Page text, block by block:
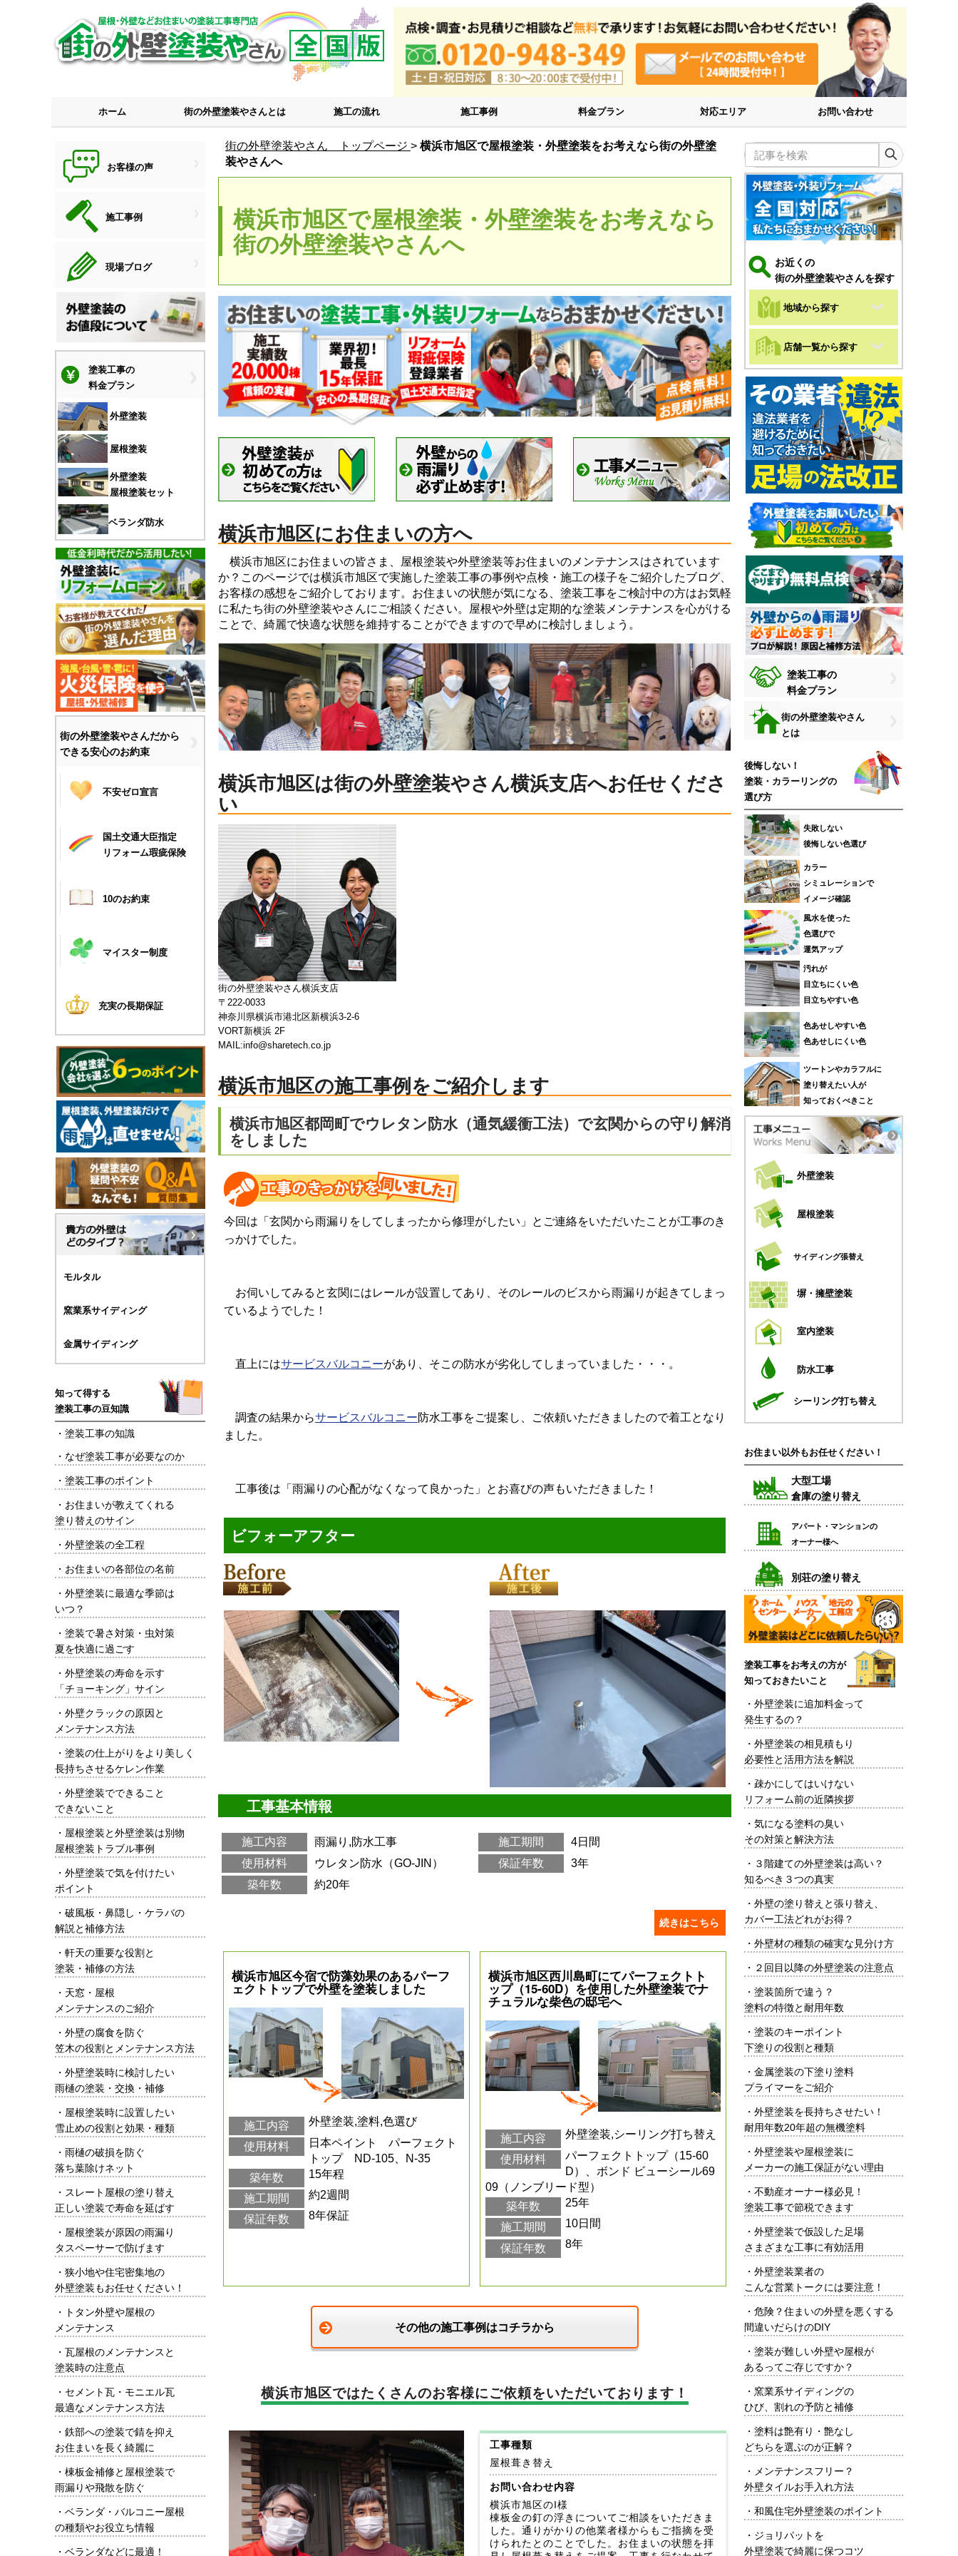
ホーム 街の外壁塗装やさんとは 施工の流れ 施工事例 料金プラン 対応エリア お問い合わせ
お客様の声
施工事例
現場ブログ
塗装工事の
料金プラン
外壁塗装
屋根塗装
外壁塗装
屋根塗装セット
ベランダ防水
街の外壁塗装やさんだから
できる安心のお約束
不安ゼロ宣言
国土交通大臣指定
リフォーム瑕疵保険
10のお約束
マイスター制度
充実の長期保証
モルタル
窯業系サイディング
金属サイディング
知って得する
塗装工事の豆知識
・ 塗装工事の知識
・ なぜ塗装工事が必要なのか
・ 塗装工事のポイント
・ お住まいが教えてくれる
塗り替えのサイン
・ 外壁塗装の全工程
・ お住まいの各部位の名前
・ 外壁塗装に最適な季節は
いつ？
・ 塗装で暑さ対策・虫対策
夏を快適に過ごす
・ 外壁塗装の寿命を示す
「チョーキング」サイン
・ 外壁クラックの原因と
メンテナンス方法
・ 塗装の仕上がりをより美しく
長持ちさせるケレン作業
・ 外壁塗装でできること
できないこと
・ 屋根塗装と外壁塗装は別物
屋根塗装トラブル事例
・ 外壁塗装で気を付けたい
ポイント
・ 破風板・鼻隠し・ケラバの
解説と補修方法
・ 軒天の重要な役割と
塗装・補修の方法
・ 天窓・屋根
メンテナンスのご紹介
・ 外壁の腐食を防ぐ
笠木の役割とメンテナンス方法
・ 外壁塗装時に検討したい
雨樋の塗装・交換・補修
・ 屋根塗装時に設置したい
雪止めの役割と効果・種類
・ 雨樋の破損を防ぐ
落ち葉除けネット
・ スレート屋根の塗り替え
正しい塗装で寿命を延ばす
・ 屋根塗装が原因の雨漏り
タスペーサーで防げます
・ 狭小地や住宅密集地の
外壁塗装もお任せください！
・
トタン外壁や屋根の
メンテナンス
・ 瓦屋根のメンテナンスと
塗装時の注意点
・ セメント瓦・モニエル瓦
最適なメンテナンス方法
・ 鉄部への塗装で錆を抑え
お住まいを長く綺麗に
・ 棟板金補修と屋根塗装で
雨漏りや飛散を防ぐ
・ ベランダ・バルコニー屋根
の種類やお役立ち情報
・ ベランダなどに最適！
街の外壁塗装やさん トップページ > 横浜市旭区で屋根塗装・外壁塗装をお考えなら街の外壁塗
装やさんへ
横浜市旭区で屋根塗装・外壁塗装をお考えなら
街の外壁塗装やさんへ
横浜市旭区にお住まいの方へ
横浜市旭区にお住まいの皆さま、屋根塗装や外壁塗装等お住まいのメンテナンスはされています
か？このページでは横浜市旭区で実施した塗装工事の事例や点検・施工の様子をご紹介したブログ、
お客様の感想をご紹介しております。お住まいの状態が気になる、塗装工事をご検討中の方はお気軽
に私たち街の外壁塗装やさんにご相談ください。屋根や外壁は定期的な塗装メンテナンスを心がける
ことで、綺麗で快適な状態を維持することができますので早めに検討しましょう。
横浜市旭区は街の外壁塗装やさん横浜支店へお任せくださ
い
街の外壁塗装やさん横浜支店
〒222-0033
神奈川県横浜市港北区新横浜3-2-6
VORT新横浜 2F
MAIL:info@sharetech.co.jp
横浜市旭区の施工事例をご紹介します
横浜市旭区都岡町でウレタン防水（通気緩衝工法）で玄関からの守り解消
をしました
今回は「玄関から雨漏りをしてしまったから修理がしたい」とご連絡をいただいたことが工事のき
っかけでした。
お伺いしてみると玄関にはレールが設置してあり、そのレールのビスから雨漏りが起きてしまっ
ているようでした！
直上にはサービスバルコニーがあり、そこの防水が劣化してしまっていました・・・。
調査の結果からサービスバルコニー防水工事をご提案し、ご依頼いただきましたので着工となり
ました。
工事後は「雨漏りの心配がなくなって良かった」とお喜びの声もいただきました！
ビフォーアフター
工事基本情報
施工内容
雨漏り,防水工事
使用材料
ウレタン防水（GO-JIN）
築年数
約20年
施工期間
4日間
保証年数
3年
続きはこちら
横浜市旭区今宿で防藻効果のあるパーフ
ェクトトップで外壁を塗装しました
施工内容 外壁塗装,塗料,色選び
使用材料
日本ペイント パーフェクト
トップ ND-105、N-35
築年数
15年程
施工期間 約2週間
保証年数 8年保証
横浜市旭区西川島町にてパーフェクトト
ップ（15-60D）を使用した外壁塗装でナ
チュラルな柴色の邸宅へ
施工内容 外壁塗装,シーリング打ち替え
使用材料
パーフェクトトップ（15-60
D）、ボンド ビューシール69
09（ノンブリード型）
築年数
25年
施工期間 10日間
保証年数 8年
その他の施工事例はコチラから
横浜市旭区ではたくさんのお客様にご依頼をいただいております！
工事種類
屋根葺き替え
お問い合わせ内容
横浜市旭区のI様
棟板金の釘の浮きについてご相談をいただきま
した。通りがかりの他業者様からもご指摘を受
けられたとのことでした。お住まいの状態を拝
記事を検索
お近くの
街の外壁塗装やさんを探す
地域から探す
店舗一覧から探す
塗装工事の
料金プラン
街の外壁塗装やさん
とは
後悔しない！
塗装・カラーリングの
選び方
失敗しない
後悔しない色選び
カラー
シミュレーションで
イメージ確認
風水を使った
色選びで
運気アップ
汚れが
目立ちにくい色
目立ちやすい色
色あせしやすい色
色あせしにくい色
ツートンやカラフルに
塗り替えたい人が
知っておくべきこと
外壁塗装
屋根塗装
サイディング張替え
塀・擁壁塗装
室内塗装
防水工事
シーリング打ち替え
お住まい以外もお任せください！
大型工場
倉庫の塗り替え
アパート・マンションの
オーナー様へ
別荘の塗り替え
塗装工事をお考えの方が
知っておきたいこと
・ 外壁塗装に追加料金って
発生するの？
・ 外壁塗装の相見積もり
必要性と活用方法を解説
・ 疎かにしてはいけない
リフォーム前の近隣挨拶
・ 気になる塗料の臭い
その対策と解決方法
・ ３階建ての外壁塗装は高い？
知るべき３つの真実
・ 外壁の塗り替えと張り替え、
カバー工法どれがお得？
・ 外壁材の種類の確実な見分け方
・ ２回目以降の外壁塗装の注意点
・ 塗装箇所で違う？
塗料の特徴と耐用年数
・ 塗装のキーポイント
下塗りの役割と種類
・ 金属塗装の下塗り塗料
プライマーをご紹介
・ 外壁塗装を長持ちさせたい！
耐用年数20年超の無機塗料
・ 外壁塗装や屋根塗装に
メーカーの施工保証がない理由
・ 不動産オーナー様必見！
塗装工事で節税できます
・ 外壁塗装で仮設した足場
さまざまな工事に有効活用
・ 外壁塗装業者の
こんな営業トークには要注意！
・ 危険？住まいの外壁を悪くする
間違いだらけのDIY
・ 塗装が難しい外壁や屋根が
あるってご存じですか？
・ 窯業系サイディングの
ひび、割れの予防と補修
・ 塗料は艶有り・艶なし
どちらを選ぶのが正解？
・ メンテナンスフリー？
外壁タイルお手入れ方法
・ 和風住宅外壁塗装のポイント
・ ジョリパットを
外壁塗装で綺麗に保つコツ